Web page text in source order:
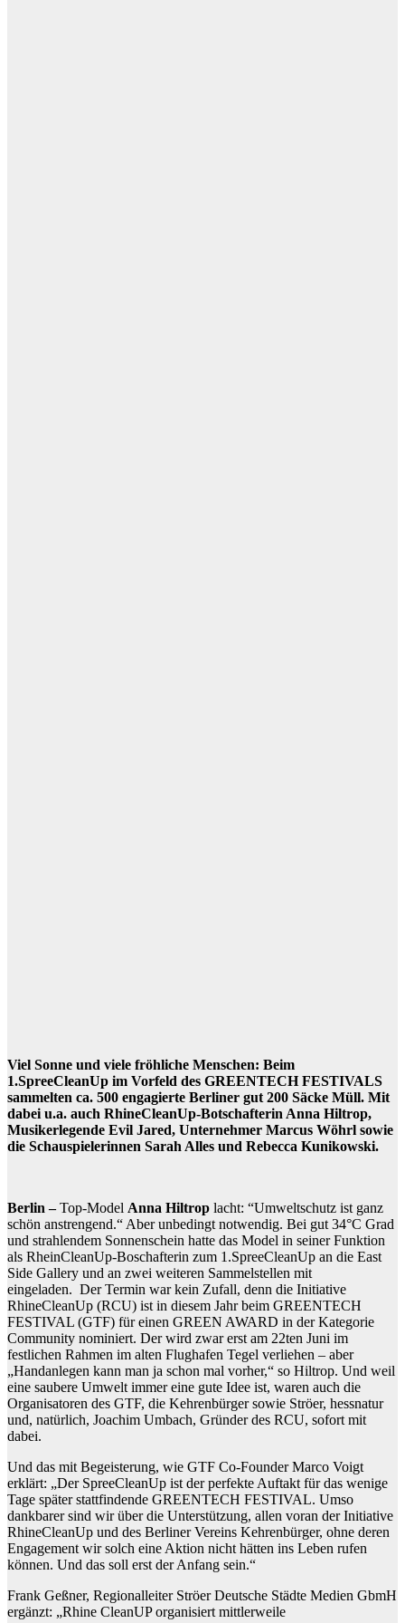
Viel Sonne und viele fröhliche Menschen: Beim
1.SpreeCleanUp im Vorfeld des GREENTECH FESTIVALS
sammelten ca. 500 engagierte Berliner gut 200 Säcke Müll. Mit
dabei u.a. auch RhineCleanUp-Botschafterin Anna Hiltrop,
Musikerlegende Evil Jared, Unternehmer Marcus Wöhrl sowie
die Schauspielerinnen Sarah Alles und Rebecca Kunikowski.
Berlin –Top-Model Anna Hiltrop lacht: “Umweltschutz ist ganz
schön anstrengend.“ Aber unbedingt notwendig. Bei gut 34°C Grad
und strahlendem Sonnenschein hatte das Model in seiner Funktion
als RheinCleanUp-Boschafterin zum 1.SpreeCleanUp an die East
Side Gallery und an zwei weiteren Sammelstellen mit
eingeladen. Der Termin war kein Zufall, denn die Initiative
RhineCleanUp (RCU) ist in diesem Jahr beim GREENTECH
FESTIVAL (GTF) für einen GREEN AWARD in der Kategorie
Community nominiert. Der wird zwar erst am 22ten Juni im
festlichen Rahmen im alten Flughafen Tegel verliehen – aber
„Handanlegen kann man ja schon mal vorher,“ so Hiltrop. Und weil
eine saubere Umwelt immer eine gute Idee ist, waren auch die
Organisatoren des GTF, die Kehrenbürger sowie Ströer, hessnatur
und, natürlich, Joachim Umbach, Gründer des RCU, sofort mit
dabei.
Und das mit Begeisterung, wie GTF Co-Founder Marco Voigt
erklärt: „Der SpreeCleanUp ist der perfekte Auftakt für das wenige
Tage später stattfindende GREENTECH FESTIVAL. Umso
dankbarer sind wir über die Unterstützung, allen voran der Initiative
RhineCleanUp und des Berliner Vereins Kehrenbürger, ohne deren
Engagement wir solch eine Aktion nicht hätten ins Leben rufen
können. Und das soll erst der Anfang sein.“
Frank Geßner, Regionalleiter Ströer Deutsche Städte Medien GbmH
ergänzt: „Rhine CleanUP organisiert mittlerweile